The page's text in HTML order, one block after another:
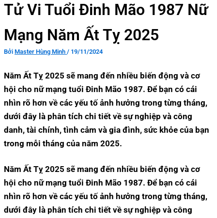
Tử Vi Tuổi Đinh Mão 1987 Nữ
Mạng Năm Ất Tỵ 2025
Bởi Master Hùng Minh / 19/11/2024
Năm Ất Tỵ 2025 sẽ mang đến nhiều biến động và cơ
hội cho nữ mạng tuổi Đinh Mão 1987. Để bạn có cái
nhìn rõ hơn về các yếu tố ảnh hưởng trong từng tháng,
dưới đây là phân tích chi tiết về sự nghiệp và công
danh, tài chính, tình cảm và gia đình, sức khỏe của bạn
trong mỗi tháng của năm 2025.
Năm Ất Tỵ 2025 sẽ mang đến nhiều biến động và cơ
hội cho nữ mạng tuổi Đinh Mão 1987. Để bạn có cái
nhìn rõ hơn về các yếu tố ảnh hưởng trong từng tháng,
dưới đây là phân tích chi tiết về sự nghiệp và công